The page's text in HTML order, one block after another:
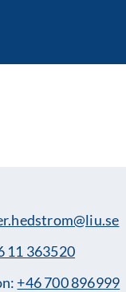
11 363520
+46 700 896999